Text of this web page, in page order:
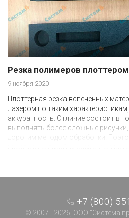
Резка полимеров плоттером
9 ноября 2020
Плоттерная резка вспененных
лазером по таким
аккуратность. Отличие состоит в
выполнять более сложные
дорогим методом обработки.
+7 (800)
© 2007 - 2026, ООО "Система